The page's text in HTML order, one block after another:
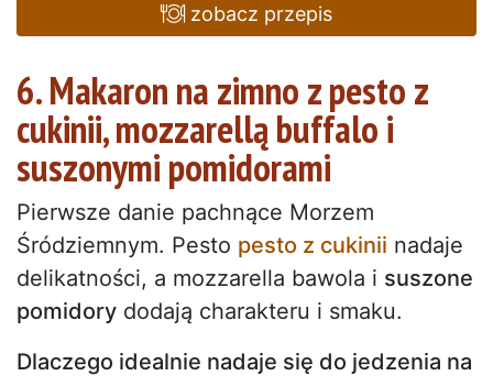
zobacz przepis
6. Makaron na zimno z pesto z
cukinii, mozzarellą buffalo i
suszonymi pomidorami
Pierwsze danie pachnące Morzem
Śródziemnym. Pesto pesto z cukinii nadaje
delikatności, a mozzarella bawola i suszone
pomidory dodają charakteru i smaku.
Dlaczego idealnie nadaje się do jedzenia na